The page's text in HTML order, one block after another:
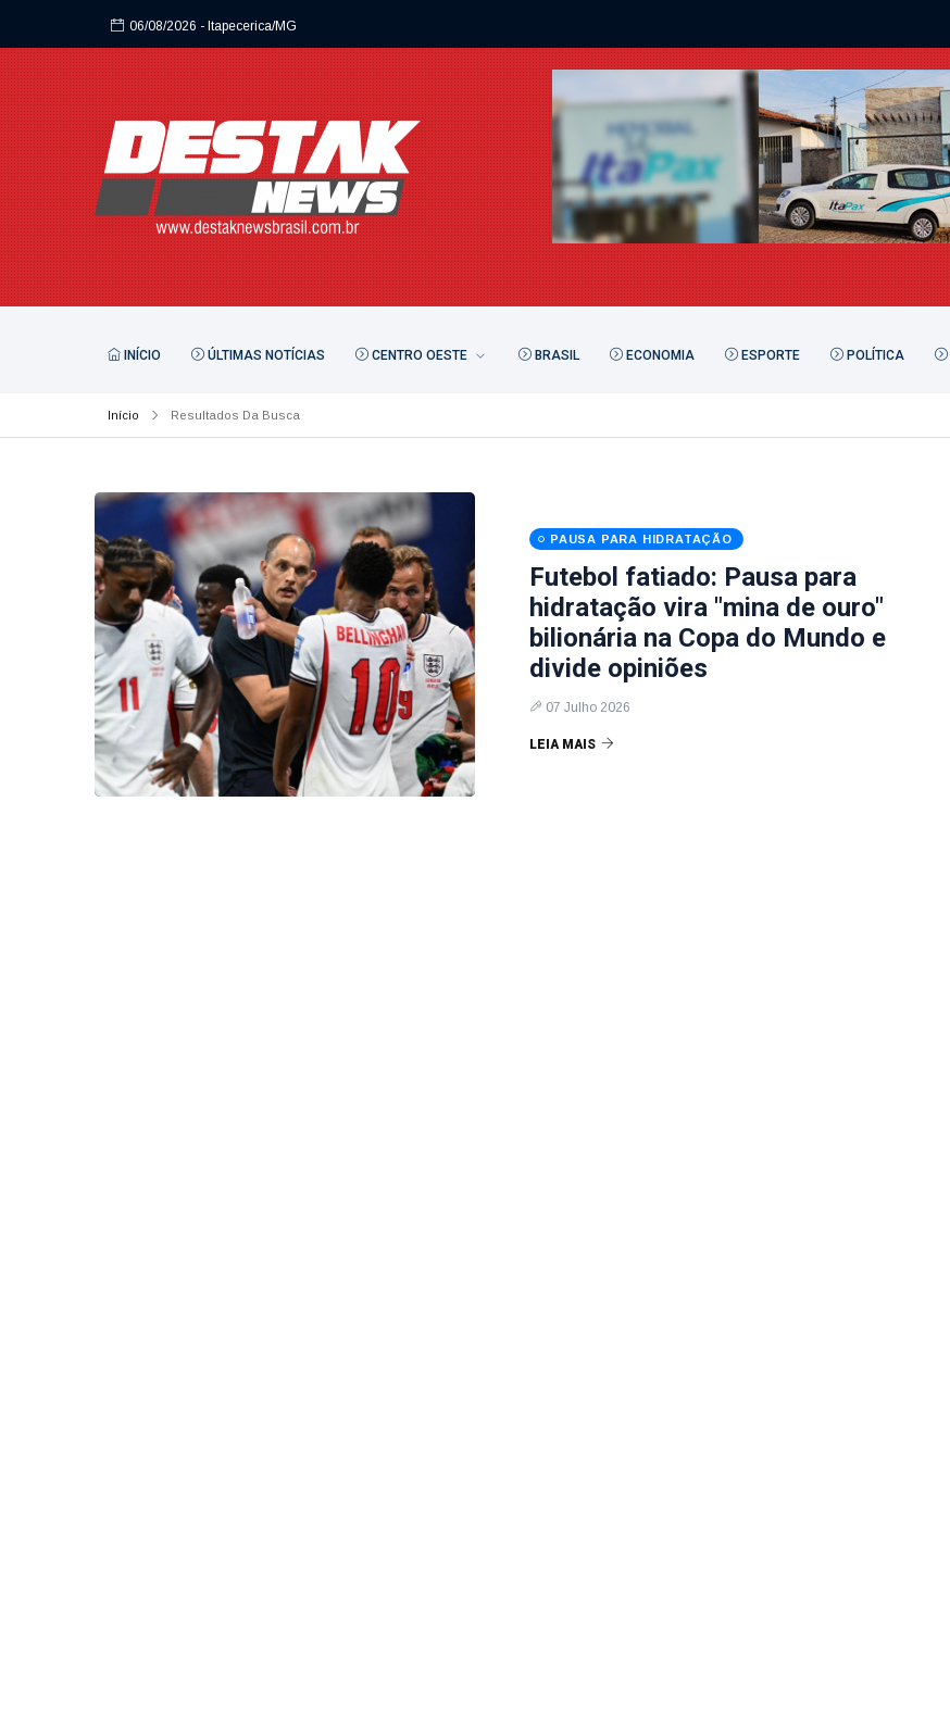
06/08/2026 - Itapecerica/MG
INÍCIO ÚLTIMAS NOTÍCIAS CENTRO OESTE BRASIL ECONOMIA ESPORTE POLÍTICA
Início Resultados Da Busca
PAUSA PARA HIDRATAÇÃO
Futebol fatiado: Pausa para
hidratação vira "mina de ouro"
bilionária na Copa do Mundo e
divide opiniões
07 Julho 2026
LEIA MAIS